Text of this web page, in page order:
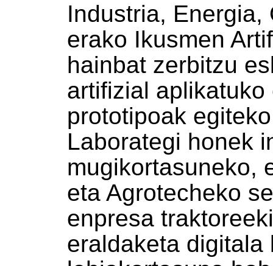
Industria, Energia,
erako Ikusmen
hainbat zerbitzu
artifizial
prototipoak
Laborategi honek
mugikortasuneko,
eta Agrotecheko
enpresa
eraldaketa digitala